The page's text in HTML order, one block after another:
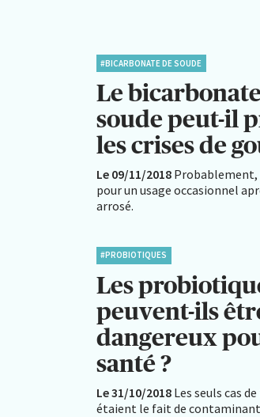
#BICARBONATE DE SOUDE
Le
soude peut-il
les crises de
Le 09/11/2018
pour un usage occasionnel
arrosé.
#PROBIOTIQUES
Les
peuvent-ils
dangereux
santé ?
Le 31/10/2018 Les seuls cas
étaient le fait de